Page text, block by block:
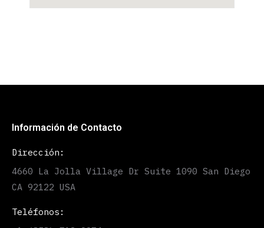
Información de Contacto
Dirección:
4660 La Jolla Village Dr Suite 1090 San Diego
CA 92122 USA
Teléfonos: